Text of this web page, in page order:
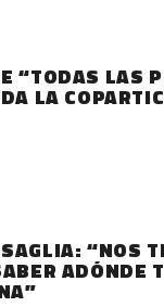
“TODAS LAS
LA
“NOS
ADÓNDE